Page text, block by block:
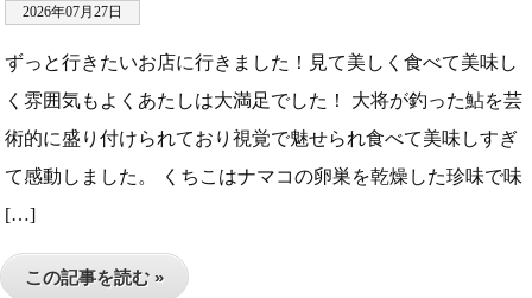
2026年07月27日
ずっと行きたいお店に行きました！見て美しく食べて美味し
く雰囲気もよくあたしは大満足でした！ 大将が釣った鮎を芸
術的に盛り付けられており視覚で魅せられ食べて美味しすぎ
て感動しました。 くちこはナマコの卵巣を乾燥した珍味で味
[…]
この記事を読む »